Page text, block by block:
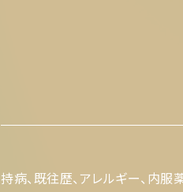
持病、既往歴、アレルギー、内服